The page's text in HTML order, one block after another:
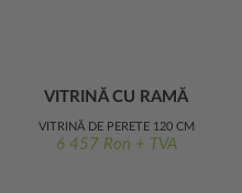
VITRINĂ CU RAMĂ
METALICĂ 120 CM
LĂȚIME
VITRINĂ DE PERETE 120 CM
6 457 Ron + TVA